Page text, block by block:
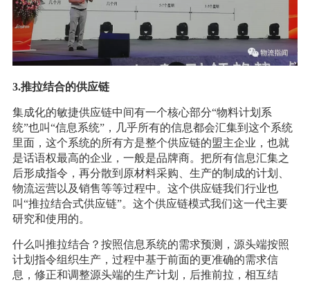
3.推拉结合的供应链
集成化的敏捷供应链中间有一个核心部分“物料计划系
统”也叫“信息系统”，几乎所有的信息都会汇集到这个系统
里面，这个系统的所有方是整个供应链的盟主企业，也就
是话语权最高的企业，一般是品牌商。把所有信息汇集之
后形成指令，再分散到原材料采购、生产的制成的计划、
物流运营以及销售等等过程中。这个供应链我们行业也
叫“推拉结合式供应链”。这个供应链模式我们这一代主要
研究和使用的。
什么叫推拉结合？按照信息系统的需求预测，源头端按照
计划指令组织生产，过程中基于前面的更准确的需求信
息，修正和调整源头端的生产计划，后推前拉，相互结